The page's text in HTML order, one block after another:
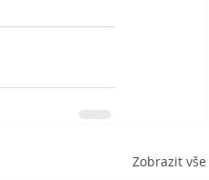
Zobrazit vše